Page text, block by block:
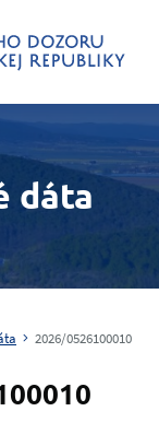
dáta
2026/0526100010